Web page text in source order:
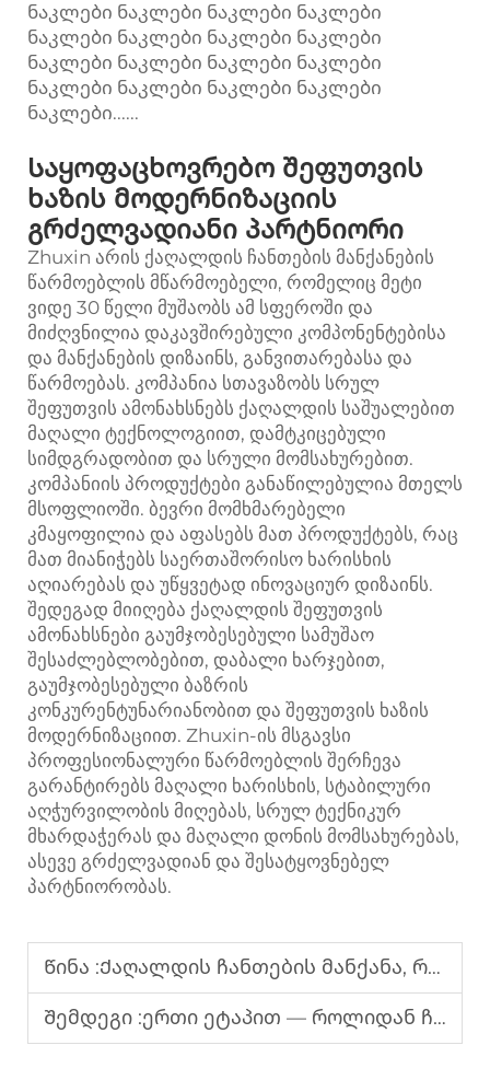
ნაკლები ნაკლები ნაკლები ნაკლები
ნაკლები ნაკლები ნაკლები ნაკლები
ნაკლები ნაკლები ნაკლები ნაკლები
ნაკლები ნაკლები ნაკლები ნაკლები
ნაკლები......
Საყოფაცხოვრებო შეფუთვის
ხაზის მოდერნიზაციის
გრძელვადიანი პარტნიორი
Zhuxin არის ქაღალდის ჩანთების მანქანების
წარმოებლის მწარმოებელი, რომელიც მეტი
ვიდე 30 წელი მუშაობს ამ სფეროში და
მიძღვნილია დაკავშირებული კომპონენტებისა
და მანქანების დიზაინს, განვითარებასა და
წარმოებას. კომპანია სთავაზობს სრულ
შეფუთვის ამონახსნებს ქაღალდის საშუალებით
მაღალი ტექნოლოგიით, დამტკიცებული
სიმდგრადობით და სრული მომსახურებით.
კომპანიის პროდუქტები განაწილებულია მთელს
მსოფლიოში. ბევრი მომხმარებელი
კმაყოფილია და აფასებს მათ პროდუქტებს, რაც
მათ მიანიჭებს საერთაშორისო ხარისხის
აღიარებას და უწყვეტად ინოვაციურ დიზაინს.
შედეგად მიიღება ქაღალდის შეფუთვის
ამონახსნები გაუმჯობესებული სამუშაო
შესაძლებლობებით, დაბალი ხარჯებით,
გაუმჯობესებული ბაზრის
კონკურენტუნარიანობით და შეფუთვის ხაზის
მოდერნიზაციით. Zhuxin-ის მსგავსი
პროფესიონალური წარმოებლის შერჩევა
გარანტირებს მაღალი ხარისხის, სტაბილური
აღჭურვილობის მიღებას, სრულ ტექნიკურ
მხარდაჭერას და მაღალი დონის მომსახურებას,
ასევე გრძელვადიან და შესატყოვნებელ
პარტნიორობას.
Წინა :Ქაღალდის ჩანთების მანქანა, რომელიც შეიძლება მორგებული იყოს სხვადასხვა მოთხოვნის შესატანად და მაღალი წარმოებლიანობით გამოირჩევა
Შემდეგი :ერთი ეტაპით — როლიდან ჩანთაში: ინოვაციური ქაღალდის ჩანთების მანქანა